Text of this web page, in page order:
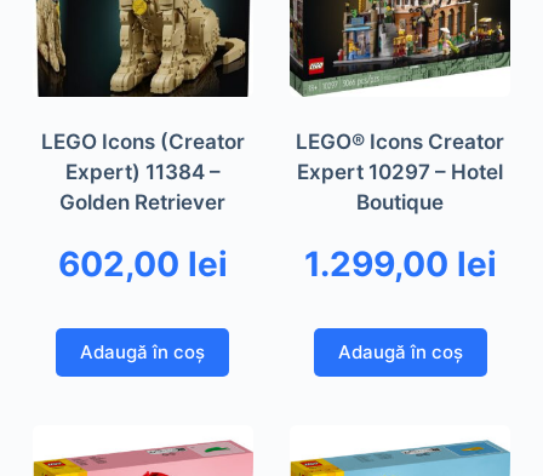
LEGO Icons (Creator
Expert) 11384 –
Golden Retriever
602,00 lei
Adaugă în coș
LEGO® Icons Creator
Expert 10297 – Hotel
Boutique
1.299,00 lei
Adaugă în coș